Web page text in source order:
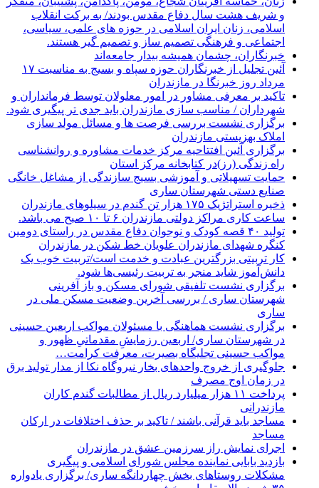
و شریف هشت سال دفاع مقدس بودند/ به برکت انقلاب
اسلامی، زنان ایران اسلامی در حوزه های علمی، سیاسی،
اجتماعی و فرهنگی تصمیم ساز و تصمیم گیر هستند.
خبرنگاران، چشمان همیشه بیدار جامعه‌اند
آئین تجلیل از خبرنگاران حوزه سپاه و بسیج به مناسبت ۱۷
مرداد روز خبرنگا در مازندران
تاکید بر معرفی مشاور در امور معلولان توسط فرمانداران و
شهرداران / مناسب سازی مازندران باید جدی تر پیگیری شود.
برگزاری نشست بررسی فرصت ها و مسائل مولد سازی
املاک بهزیستی مازندران
برگزاری آئین افتتاحیه مرکز خدمات مشاوره و روانشناسی
راه زندگی (رز)در کتابخانه مرکز استان
حمایت تسهیلاتی و آموزشی بسیج سازندگی از مشاغل خانگی
صنایع دستی شهرستان ساری
ذخیره استراتژیک ۱۷۵ هزار تن گندم در سیلوهای مازندران
ساعت کاری مراکز دولتی مازندران ۶ تا ۱۰ صبح می باشد.
تولید ۴۰ قصه کودک و نوجوان دفاع مقدس در راستای دومین
کنگره شهدای مازندران علویان خط شکن در مازندران
کار تربیتی بزرگترین عبادت و خدمت است/تربیت خوب یک
دانش‌آموز شاید منجر به تربیت رئیسی‌ها شود.
برگزاری ‌نشست تلفیقی شورای مسکن و باز آفرینی
شهرستان ساری / بررسی آخرین وضعیت مسکن ملی در
ساری
برگزاری نشست هماهنگی با مسئولان مواکب اربعین حسینی
در شهرستان ساری/ اربعین رزمایشِ مقدماتیِ ظهور و
مواکب حسینی تجلیگاه بصیرت، معرفت کرامت…
جلوگیری از خروج واحدهای بخار نیروگاه نکا از مدار تولید برق
در زمان اوج مصرف
پرداخت ۱۱ هزار میلیارد ریال از مطالبات گندم کاران
مازندرانی
مساجد باید قرآنی باشند / تاکید بر حذف اختلافات در ارکان
مساجد
اجرای نمایش راز سرزمین عشق در مازندران
بازدید بابایی نماینده مجلس شورای اسلامی و پیگیری
مشکلات روستاهای بخش چهاردانگه ساری/ برگزاری یادواره